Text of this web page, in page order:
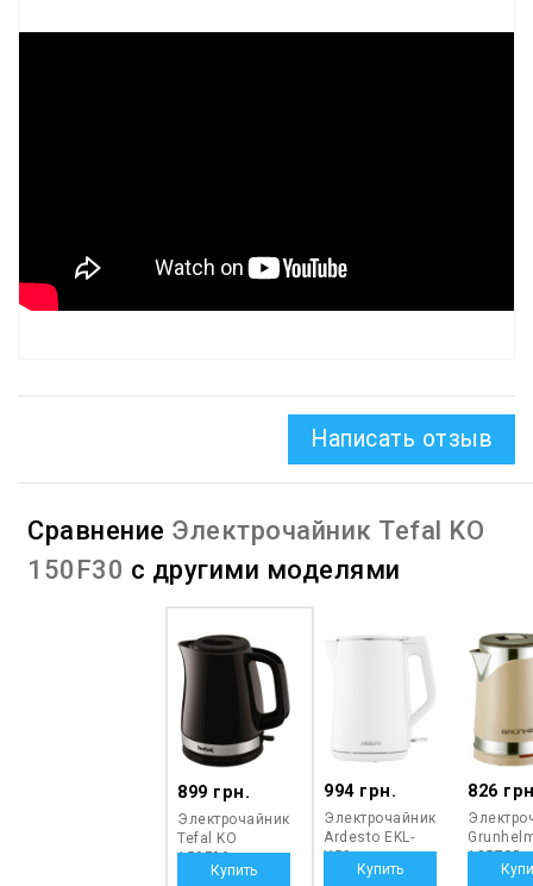
Написать отзыв
Сравнение Электрочайник Tefal KO
150F30 с другими моделями
899 грн.
Электрочайник
Tefal KO
150F30
994 грн.
Электрочайник
Ardesto EKL-
X50
826
1857SB